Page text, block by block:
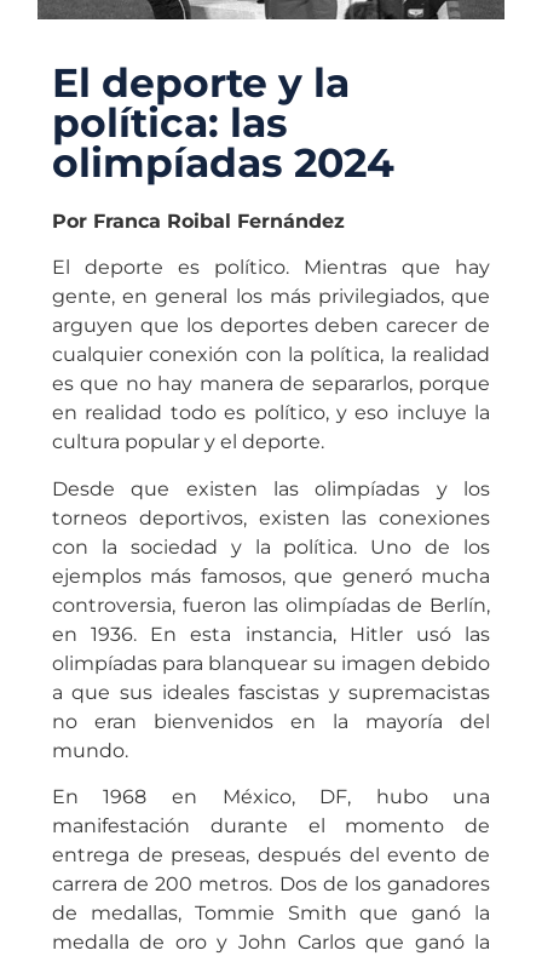
El deporte y la
política: las
olimpíadas 2024
Por Franca Roibal Fernández
El deporte es político. Mientras que hay
gente, en general los más privilegiados, que
arguyen que los deportes deben carecer de
cualquier conexión con la política, la realidad
es que no hay manera de separarlos, porque
en realidad todo es político, y eso incluye la
cultura popular y el deporte.
Desde que existen las olimpíadas y los
torneos deportivos, existen las conexiones
con la sociedad y la política. Uno de los
ejemplos más famosos, que generó mucha
controversia, fueron las olimpíadas de Berlín,
en 1936. En esta instancia, Hitler usó las
olimpíadas para blanquear su imagen debido
a que sus ideales fascistas y supremacistas
no eran bienvenidos en la mayoría del
mundo.
En 1968 en México, DF, hubo una
manifestación durante el momento de
entrega de preseas, después del evento de
carrera de 200 metros. Dos de los ganadores
de medallas, Tommie Smith que ganó la
medalla de oro y John Carlos que ganó la